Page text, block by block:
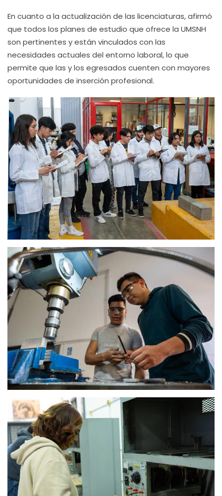
En cuanto a la actualización de las licenciaturas, afirmó
que todos los planes de estudio que ofrece la UMSNH
son pertinentes y están vinculados con las
necesidades actuales del entorno laboral, lo que
permite que las y los egresados cuenten con mayores
oportunidades de inserción profesional.